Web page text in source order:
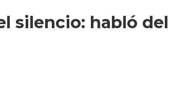
silencio: habló